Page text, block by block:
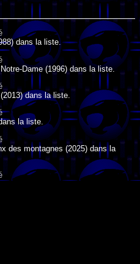
dans la liste.
Dame (1996) dans la liste.
dans la liste.
la liste.
des montagnes (2025) dans la